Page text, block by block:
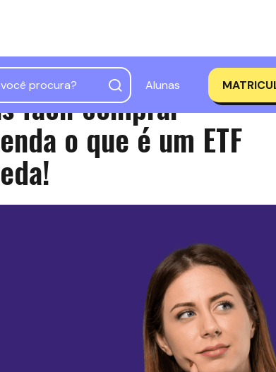
Alunas
fácil comprar
o que é um ETF